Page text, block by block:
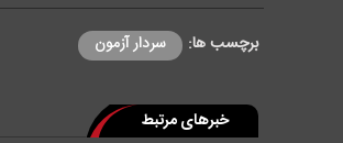
برچسب ها: سردار آزمون
خبرهای مرتبط